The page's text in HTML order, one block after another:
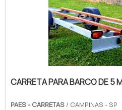
CARRETA PARA BARCO DE 5
PAES - CARRETAS / CAMPINAS - SP